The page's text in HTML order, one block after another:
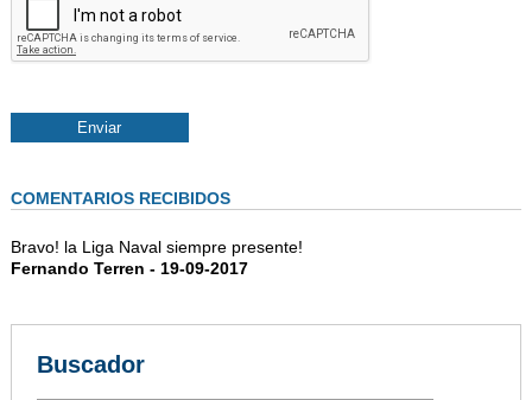
COMENTARIOS RECIBIDOS
Bravo! la Liga Naval siempre presente!
Fernando Terren - 19-09-2017
Buscador